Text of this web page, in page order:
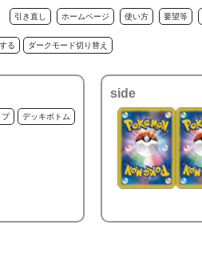
引き直し ホームページ 使い方 要望等
る ダークモード切り替え
プ デッキボトム
side